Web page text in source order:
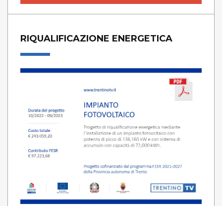
RIQUALIFICAZIONE ENERGETICA